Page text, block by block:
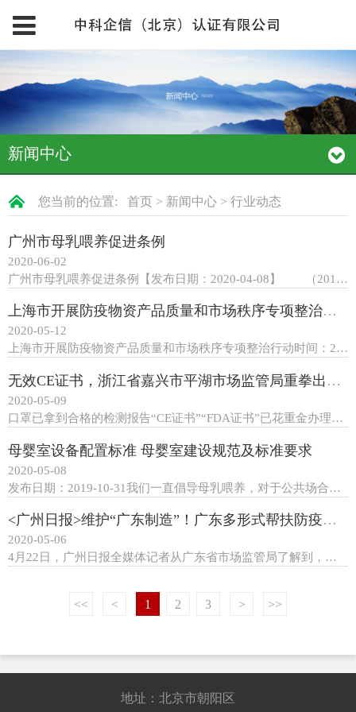
新闻中心
您当前的位置: 首页> 新闻中心> 行业动态
广州市母乳喂养促进条例
2020-06-02
广州市母乳喂养促进条例【发布日期：2020-04-08】 （2019年10月29日广州市第十五届人民代表大会常务委员会第二十八次会议通过2019年11月29日广东省第十三届人民代表大会常务委员会第十五次会议批准） 第一条 为了促进母...
上海市开展防疫物资产品质量和市场秩序专项整治行动
2020-05-12
上海市开展防疫物资产品质量和市场秩序专项整治行动时间：2020-05-11 信息來源： .TRS_Edit...
无效CE证书，浙江省嘉兴市平湖市场监管局重拳出击！
2020-05-09
口罩已拿到合格的检测报告“CE证书”“FDA证书”已花重金办理交易已基本谈妥为何买方突然表示证书不对，要取消交易？近日，浙江省嘉兴市平湖市场监管局执法人员 在某企业检查时，遇到了该企业的求助信息 4月29日下午，浙江省嘉兴市平湖市...
母婴室设备配置标准 母婴室建设规范及标准要求
2020-05-08
发布日期：2019-10-31我们一直倡导母乳喂养，对于公共场合哺乳婴儿却一直存在着争议，这时母婴室的存在就至关重要。10月29日，《广州市母乳喂养促进条例》通过。《条例》规定，公共交通运输场所、旅游休闲场所等六类公共场所应当建设母婴室，否则罚款。任...
<广州日报>维护“广东制造”！广东多形式帮扶防疫用品出口企业
2020-05-06
4月22日，广州日报全媒体记者从广东省市场监管局了解到，新冠肺炎疫情发生以来，广东省口罩、防护服等防疫用品生产企业已发展至1000余家，但在出口口罩、防护服等防疫用品方面，部分出口企业仍不清楚认证程序、要求。近日，该局迅速多形式开展帮扶行动，规范认证...
<< < 1 2 3 > >>
地址：北京市朝阳区